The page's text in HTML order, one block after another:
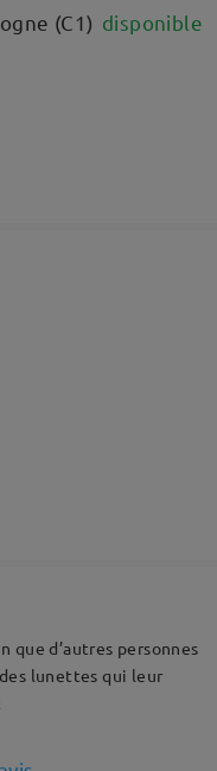
(C1) disponible
que d’autres personnes
lunettes qui leur